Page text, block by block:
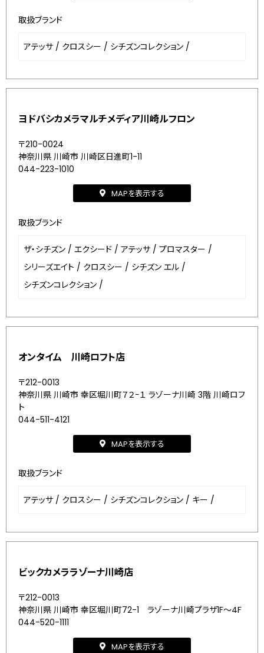
取扱ブランド
アテッサ / クロスシー / シチズンコレクション /
ヨドバシカメラマルチメディア川崎ルフロン
〒210-0024
神奈川県 川崎市 川崎区日進町1-11
044-223-1010
MAPを表示する
取扱ブランド
ザ・シチズン / エクシード / アテッサ / プロマスター /
シリーズエイト / クロスシー / シチズン エル /
シチズンコレクション /
オンタイム 川崎ロフト店
〒212-0013
神奈川県 川崎市 幸区堀川町７２−１ ラゾーナ川崎 3階 川崎ロフ
ト
044-511-4121
MAPを表示する
取扱ブランド
アテッサ / クロスシー / シチズンコレクション / キー /
ビックカメララゾーナ川崎店
〒212-0013
神奈川県 川崎市 幸区堀川町72-1 ラゾーナ川崎プラザ1F～4F
044-520-1111
MAPを表示する